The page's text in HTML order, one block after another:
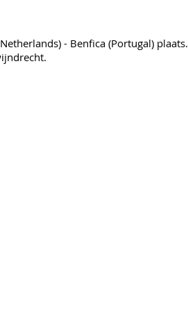
- Benfica (Portugal) plaats.